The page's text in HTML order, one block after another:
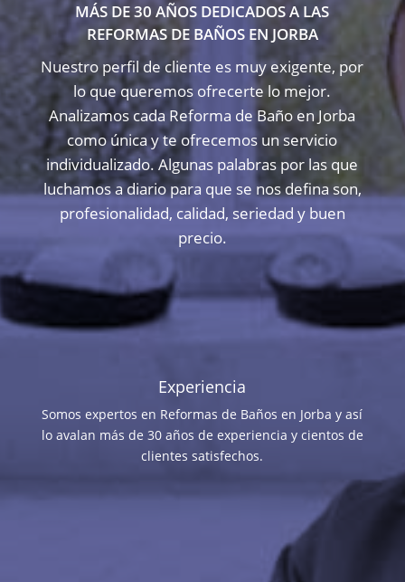
MÁS DE 30 AÑOS DEDICADOS A LAS
REFORMAS DE BAÑOS EN JORBA
Nuestro perfil de cliente es muy exigente, por
lo que queremos ofrecerte lo mejor.
Analizamos cada Reforma de Baño en Jorba
como única y te ofrecemos un servicio
individualizado. Algunas palabras por las que
luchamos a diario para que se nos defina son,
profesionalidad, calidad, seriedad y buen
precio.
Experiencia
Somos expertos en Reformas de Baños en Jorba y así
lo avalan más de 30 años de experiencia y cientos de
clientes satisfechos.